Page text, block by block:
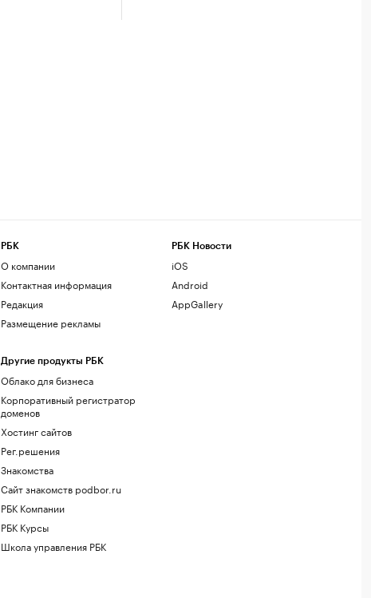
РБК
О компании
Контактная информация
Редакция
Размещение рекламы
Другие продукты РБК
Облако для бизнеса
Корпоративный регистратор
доменов
Хостинг сайтов
Рег.решения
Знакомства
Сайт знакомств podbor.ru
РБК Компании
РБК Курсы
Школа управления РБК
РБК Новости
iOS
Android
AppGallery